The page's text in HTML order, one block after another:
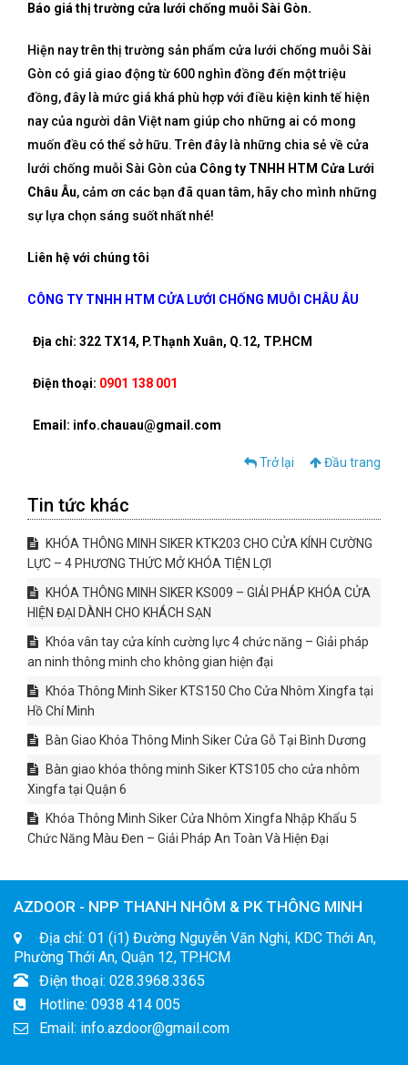
Báo giá thị trường cửa lưới chống muỗi Sài Gòn.
Hiện nay trên thị trường sản phẩm cửa lưới chống muỗi Sài
Gòn có giá giao động từ 600 nghìn đồng đến một triệu
đồng, đây là mức giá khá phù hợp với điều kiện kinh tế hiện
nay của người dân Việt nam giúp cho những ai có mong
muốn đều có thể sở hữu. Trên đây là những chia sẻ về cửa
lưới chống muỗi Sài Gòn của Công ty TNHH HTM Cửa Lưới
Châu Âu, cảm ơn các bạn đã quan tâm, hãy cho mình những
sự lựa chọn sáng suốt nhất nhé!
Liên hệ với chúng tôi
CÔNG TY TNHH HTM CỬA LƯỚI CHỐNG MUỖI CHÂU ÂU
Địa chỉ: 322 TX14, P.Thạnh Xuân, Q.12, TP.HCM
Điện thoại: 0901 138 001
Email: info.chauau@gmail.com
Trở lại Đầu trang
Tin tức khác
KHÓA THÔNG MINH SIKER KTK203 CHO CỬA KÍNH CƯỜNG
LỰC – 4 PHƯƠNG THỨC MỞ KHÓA TIỆN LỢI
KHÓA THÔNG MINH SIKER KS009 – GIẢI PHÁP KHÓA CỬA
HIỆN ĐẠI DÀNH CHO KHÁCH SẠN
Khóa vân tay cửa kính cường lực 4 chức năng – Giải pháp
an ninh thông minh cho không gian hiện đại
Khóa Thông Minh Siker KTS150 Cho Cửa Nhôm Xingfa tại
Hồ Chí Minh
Bàn Giao Khóa Thông Minh Siker Cửa Gỗ Tại Bình Dương
Bàn giao khóa thông minh Siker KTS105 cho cửa nhôm
Xingfa tại Quận 6
Khóa Thông Minh Siker Cửa Nhôm Xingfa Nhập Khẩu 5
Chức Năng Màu Đen – Giải Pháp An Toàn Và Hiện Đại
AZDOOR - NPP THANH NHÔM & PK THÔNG MINH
Địa chỉ: 01 (i1) Đường Nguyễn Văn Nghi, KDC Thới An,
Phường Thới An, Quận 12, TP.HCM
Điện thoại: 028.3968.3365
Hotline: 0938 414 005
Email: info.azdoor@gmail.com